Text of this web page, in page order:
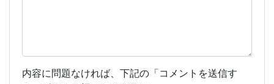
内容に問題なければ、下記の「コメントを送信す